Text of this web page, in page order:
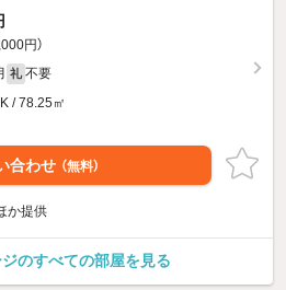
円）
礼 不要
/ 78.25㎡
合わせ （無料）
か提供
のすべての部屋を見る